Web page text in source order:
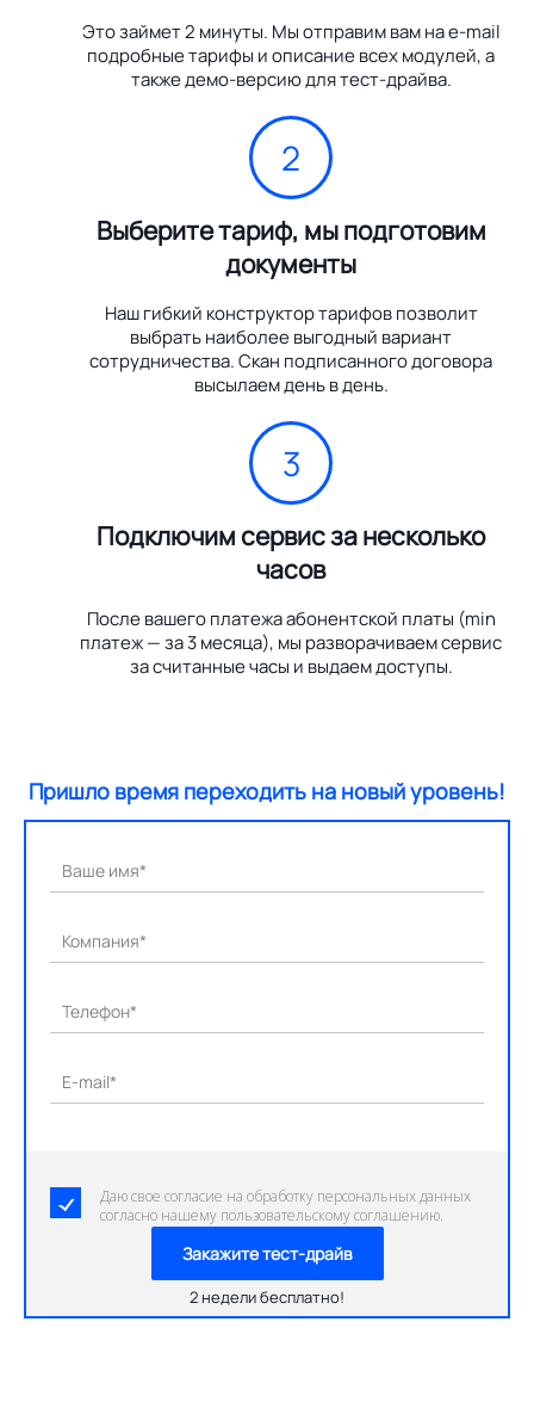
Это займет 2 минуты. Мы отправим вам на e-mail
подробные тарифы и описание всех модулей, а
также демо-версию для тест-драйва.
2
Выберите тариф, мы подготовим
документы
Наш гибкий конструктор тарифов позволит
выбрать наиболее выгодный вариант
сотрудничества. Скан подписанного договора
высылаем день в день.
3
Подключим сервис за несколько
часов
После вашего платежа абонентской платы (min
платеж — за 3 месяца), мы разворачиваем сервис
за считанные часы и выдаем доступы.
Пришло время переходить на новый уровень!
Ваше имя*
Компания*
Телефон*
E-mail*
Даю свое согласие на обработку персональных данных
согласно нашему пользовательскому соглашению.
Закажите тест-драйв
2 недели бесплатно!